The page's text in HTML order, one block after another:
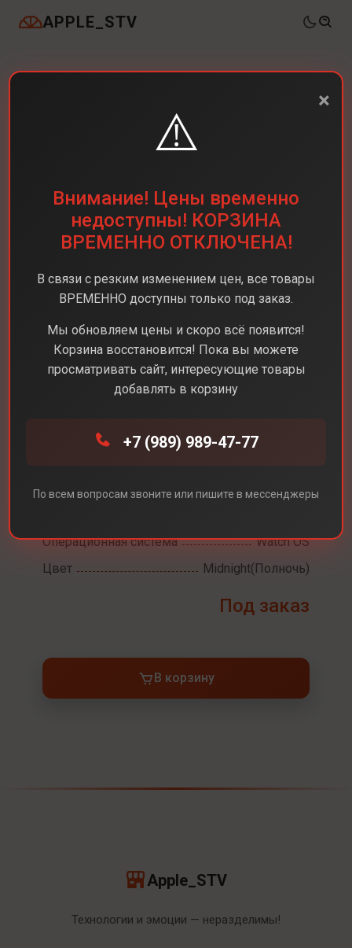
APPLE_STV
Смарт-часы Apple Watch SE 2 40
Операционная система
Watch OS
Цвет
Midnight(Полночь)
Под заказ
В корзину
Apple_STV
Технологии и эмоции — неразделимы!
×
⚠️
Внимание! Цены временно
недоступны! КОРЗИНА
ВРЕМЕННО ОТКЛЮЧЕНА!
В связи с резким изменением цен, все товары
ВРЕМЕННО доступны только под заказ.
Мы обновляем цены и скоро всё появится!
Корзина восстановится! Пока вы можете
просматривать сайт, интересующие товары
добавлять в корзину
+7 (989) 989-47-77
По всем вопросам звоните или пишите в мессенджеры